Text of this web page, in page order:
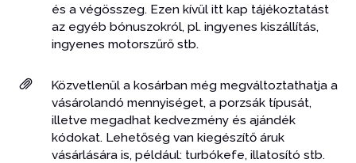
és a végösszeg. Ezen kívül itt kap tájékoztatást
az egyéb bónuszokról, pl. ingyenes kiszállítás,
ingyenes motorszűrő stb.
Közvetlenül a kosárban még megváltoztathatja a
vásárolandó mennyiséget, a porzsák típusát,
illetve megadhat kedvezmény és ajándék
kódokat. Lehetőség van kiegészítő áruk
vásárlására is, például: turbókefe, illatosító stb.